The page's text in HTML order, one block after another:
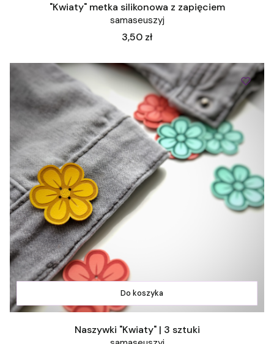
"Kwiaty" metka silikonowa z zapięciem
samaseuszyj
Cena
3,50 zł
Do koszyka
Naszywki "Kwiaty" | 3 sztuki